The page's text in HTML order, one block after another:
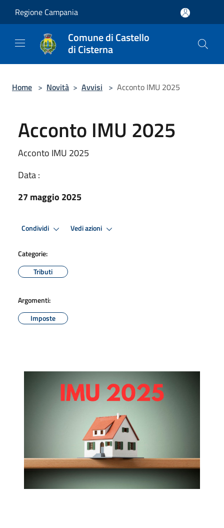
Regione Campania
Comune di Castello
di Cisterna
Home > Novità > Avvisi > Acconto IMU 2025
Acconto IMU 2025
Acconto IMU 2025
Data :
27 maggio 2025
Condividi Vedi azioni
Categorie:
Tributi
Argomenti:
Imposte